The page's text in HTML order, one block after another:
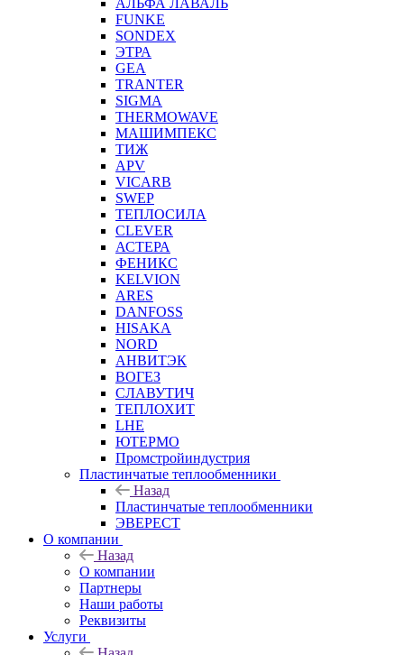
АЛЬФА ЛАВАЛЬ
FUNKE
SONDEX
ЭТРА
GEA
TRANTER
SIGMA
THERMOWAVE
МАШИМПЕКС
ТИЖ
APV
VICARB
SWEP
ТЕПЛОСИЛА
CLEVER
АСТЕРА
ФЕНИКС
KELVION
ARES
DANFOSS
HISAKA
NORD
АНВИТЭК
ВОГЕЗ
СЛАВУТИЧ
ТЕПЛОХИТ
LHE
ЮТЕРМО
Промстройиндустрия
Пластинчатые теплообменники
Назад
Пластинчатые теплообменники
ЭВЕРЕСТ
О компании
Назад
О компании
Партнеры
Наши работы
Реквизиты
Услуги